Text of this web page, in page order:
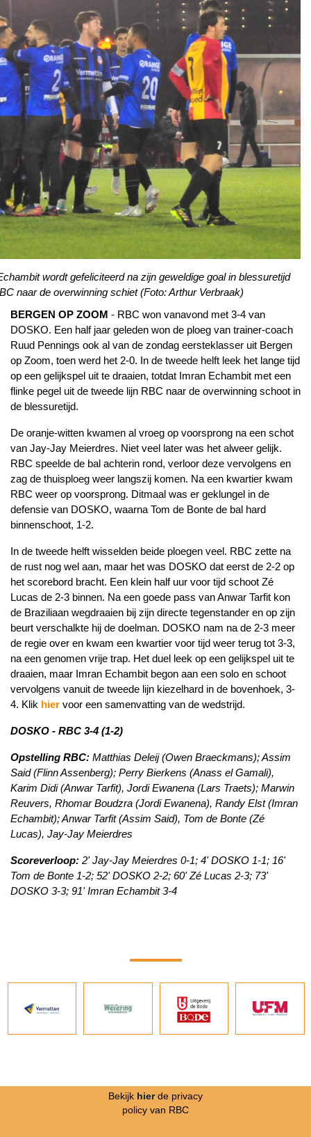
wordt gefeliciteerd na zijn geweldige goal in blessuretijd
naar de overwinning schiet (Foto: Arthur Verbraak)
BERGEN OP ZOOM - RBC won vanavond met 3-4 van
DOSKO. Een half jaar geleden won de ploeg van trainer-coach
Ruud Pennings ook al van de zondag eersteklasser uit Bergen
op Zoom, toen werd het 2-0. In de tweede helft leek het lange tijd
op een gelijkspel uit te draaien, totdat Imran Echambit met een
flinke pegel uit de tweede lijn RBC naar de overwinning schoot in
de blessuretijd.
De oranje-witten kwamen al vroeg op voorsprong na een schot
van Jay-Jay Meierdres. Niet veel later was het alweer gelijk.
RBC speelde de bal achterin rond, verloor deze vervolgens en
zag de thuisploeg weer langszij komen. Na een kwartier kwam
RBC weer op voorsprong. Ditmaal was er geklungel in de
defensie van DOSKO, waarna Tom de Bonte de bal hard
binnenschoot, 1-2.
In de tweede helft wisselden beide ploegen veel. RBC zette na
de rust nog wel aan, maar het was DOSKO dat eerst de 2-2 op
het scorebord bracht. Een klein half uur voor tijd schoot Zé
Lucas de 2-3 binnen. Na een goede pass van Anwar Tarfit kon
de Braziliaan wegdraaien bij zijn directe tegenstander en op zijn
beurt verschalkte hij de doelman. DOSKO nam na de 2-3 meer
de regie over en kwam een kwartier voor tijd weer terug tot 3-3,
na een genomen vrije trap. Het duel leek op een gelijkspel uit te
draaien, maar Imran Echambit begon aan een solo en schoot
vervolgens vanuit de tweede lijn kiezelhard in de bovenhoek, 3-
4. Klik hier voor een samenvatting van de wedstrijd.
DOSKO - RBC 3-4 (1-2)
Opstelling RBC: Matthias Deleij (Owen Braeckmans); Assim
Said (Flinn Assenberg); Perry Bierkens (Anass el Gamali),
Karim Didi (Anwar Tarfit), Jordi Ewanena (Lars Traets); Marwin
Reuvers, Rhomar Boudzra (Jordi Ewanena), Randy Elst (Imran
Echambit); Anwar Tarfit (Assim Said), Tom de Bonte (Zé
Lucas), Jay-Jay Meierdres
Scoreverloop: 2' Jay-Jay Meierdres 0-1; 4' DOSKO 1-1; 16'
Tom de Bonte 1-2; 52' DOSKO 2-2; 60' Zé Lucas 2-3; 73'
DOSKO 3-3; 91' Imran Echambit 3-4
Bekijk hier de privacy
policy van RBC